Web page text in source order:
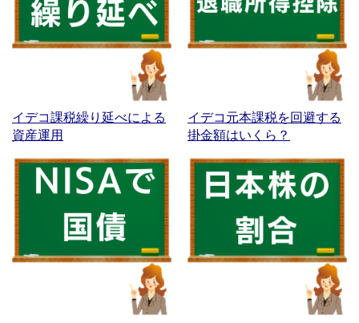
イデコ課税繰り延べによる
資産運用
イデコ元本課税を回避する
掛金額はいくら？